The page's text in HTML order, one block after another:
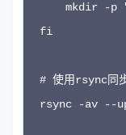
mkdir -p
fi
# 使用rsync同步
rsync -av --